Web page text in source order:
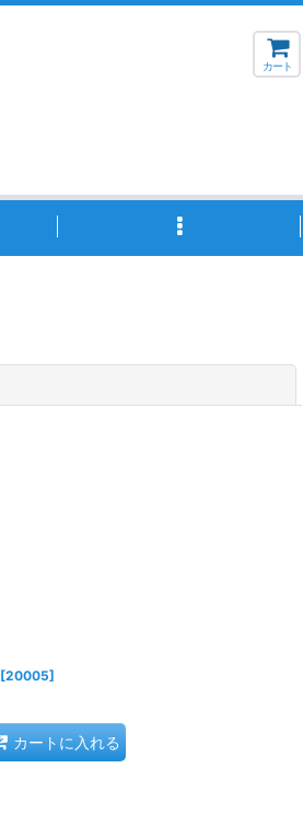
カート
[20005]
カートに入れる